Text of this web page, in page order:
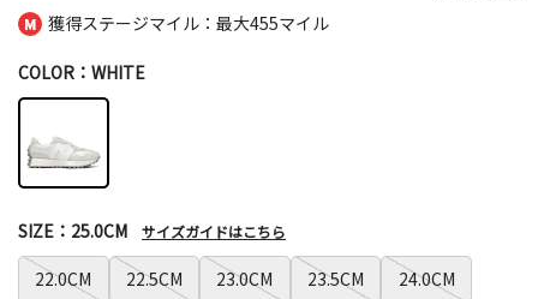
獲得ステージマイル：最大455マイル
COLOR：WHITE
22.0CM 22.5CM 23.0CM 23.5CM
24.0CM
SIZE：25.0CM サイズガイドはこちら